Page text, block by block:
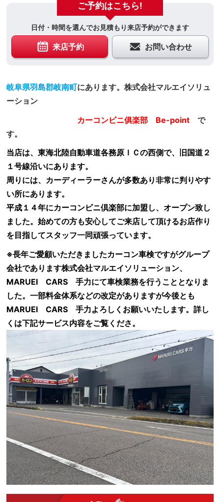
ご予約はこちら!
日付・時間を選んでお見積もり来店予約ができます
来店予約 お問い合わせ
岐阜県羽島郡岐南町にあります。株式会社マルエイソリュ
ーション
カーコンビニ俱楽部 Be-point で
す。
当店は、東海北陸自動車道各務原ＩＣの西側で、旧国道２
１号線沿いにあります。
周りには、カーディーラーさんが多数あり非常に判りやす
い所にあります。
平成１４年にカーコンビニ倶楽部に加盟し、オープン致し
ました。始めての方も安心してご来店して頂けるお店作り
を目指してスタッフ一同頑張っています。
※長年ご愛顧いただきましたカーコン車検ですがグループ
会社であります株式会社マルエイソリューション、
MARUEI CARS 手力にて車検業務を行うこととなりま
した。一部料金体系などの改定がありますが今後とも
MARUEI CARS 手力よろしくお願いいたします。詳し
くは下記サービス内容をご覧くださ。